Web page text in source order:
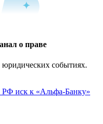
о праве
событиях.
РФ иск к «Альфа-Банку»